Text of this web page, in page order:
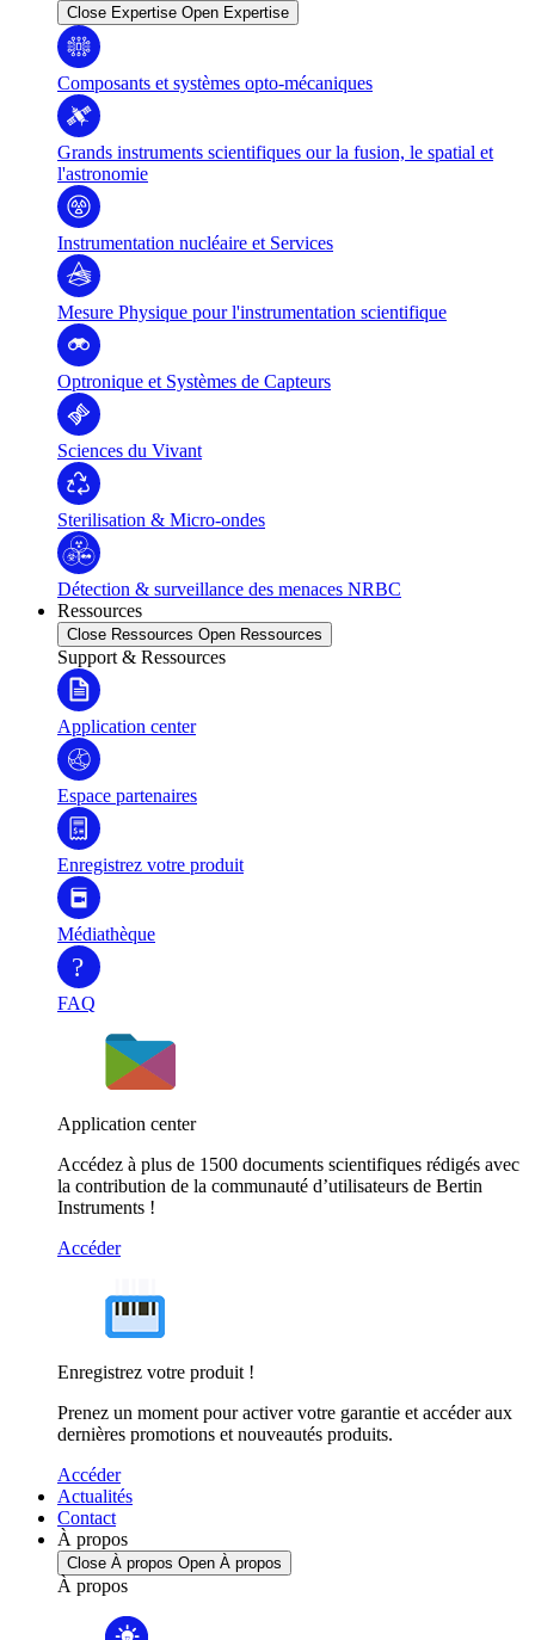
Close Expertise Open Expertise
Composants et systèmes opto-mécaniques
Grands instruments scientifiques our la fusion, le spatial et
l'astronomie
Instrumentation nucléaire et Services
Mesure Physique pour l'instrumentation scientifique
Optronique et Systèmes de Capteurs
Sciences du Vivant
Sterilisation & Micro-ondes
Détection & surveillance des menaces NRBC
Ressources
Close Ressources Open Ressources
Support & Ressources
Application center
Espace partenaires
Enregistrez votre produit
Médiathèque
?
FAQ
Application center
Accédez à plus de 1500 documents scientifiques rédigés avec
la contribution de la communauté d’utilisateurs de Bertin
Instruments !
Accéder
Enregistrez votre produit !
Prenez un moment pour activer votre garantie et accéder aux
dernières promotions et nouveautés produits.
Accéder
Actualités
Contact
À propos
Close À propos Open À propos
À propos